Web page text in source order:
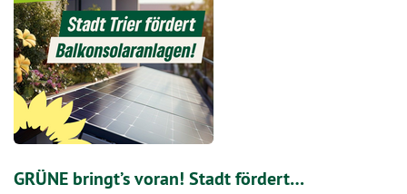
GRÜNE bringt’s voran! Stadt fördert…